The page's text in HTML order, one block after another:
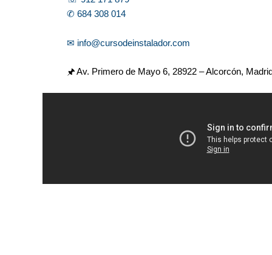
✆ 684 308 014
✉ info@cursodeinstalador.com
🖈 Av. Primero de Mayo 6, 28922 – Alcorcón,